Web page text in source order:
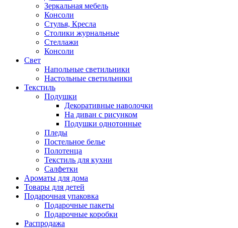
Зеркальная мебель
Консоли
Стулья, Кресла
Столики журнальные
Стеллажи
Консоли
Свет
Напольные светильники
Настольные светильники
Текстиль
Подушки
Декоративные наволочки
На диван с рисунком
Подушки однотонные
Пледы
Постельное белье
Полотенца
Текстиль для кухни
Салфетки
Ароматы для дома
Товары для детей
Подарочная упаковка
Подарочные пакеты
Подарочные коробки
Распродажа